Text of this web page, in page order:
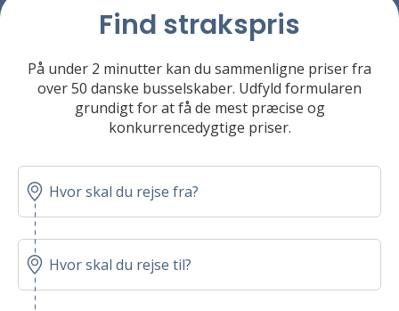
Find strakspris
På under 2 minutter kan du sammenligne priser fra
over 50 danske busselskaber. Udfyld formularen
grundigt for at få de mest præcise og
konkurrencedygtige priser.